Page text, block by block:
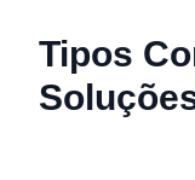
Tipos